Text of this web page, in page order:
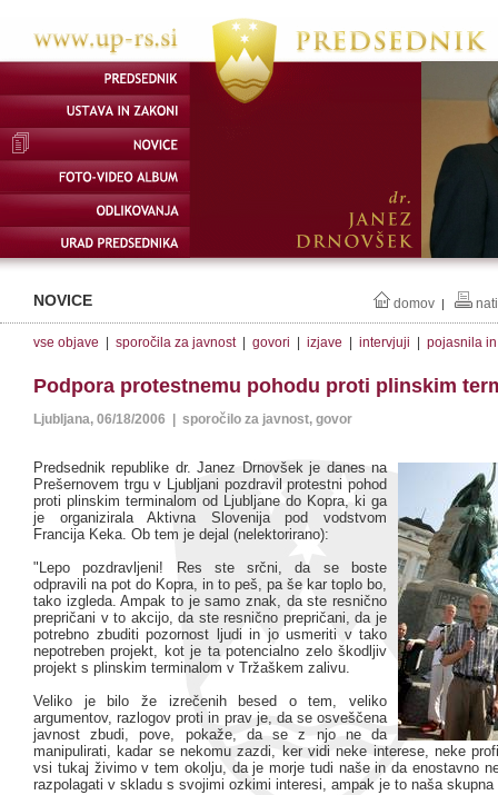
NOVICE domov |
vse objave sporočila za javnost| govori izjave intervjuji pojasnila
Podpora protestnemu pohodu proti plinskim
Ljubljana, 06/18/2006 | sporočilo za javnost, govor
Predsednik republike dr. Janez Drnovšek je danes na
Prešernovem trgu v Ljubljani pozdravil protestni pohod
proti plinskim terminalom od Ljubljane do Kopra, ki ga
je organizirala Aktivna Slovenija pod vodstvom
Francija Keka. Ob tem je dejal (nelektorirano):
"Lepo pozdravljeni! Res ste srčni, da se boste
odpravili na pot do Kopra, in to peš, pa še kar toplo bo,
tako izgleda. Ampak to je samo znak, da ste resnično
prepričani v to akcijo, da ste resnično prepričani, da je
potrebno zbuditi pozornost ljudi in jo usmeriti v tako
nepotreben projekt, kot je ta potencialno zelo škodljiv
projekt s plinskim terminalom v Tržaškem zalivu.
Veliko je bilo že izrečenih besed o tem, veliko
argumentov, razlogov proti in prav je, da se osveščena
javnost zbudi, pove, pokaže, da se z njo ne da
manipulirati, kadar se nekomu zazdi, ker vidi neke interese, neke
vsi tukaj živimo v tem okolju, da je morje tudi naše in da enostavno
razpolagati v skladu s svojimi ozkimi interesi, ampak je to naša skupna